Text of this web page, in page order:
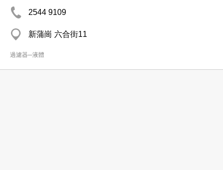
2544 9109
新蒲崗 六合街11
過濾器─液體